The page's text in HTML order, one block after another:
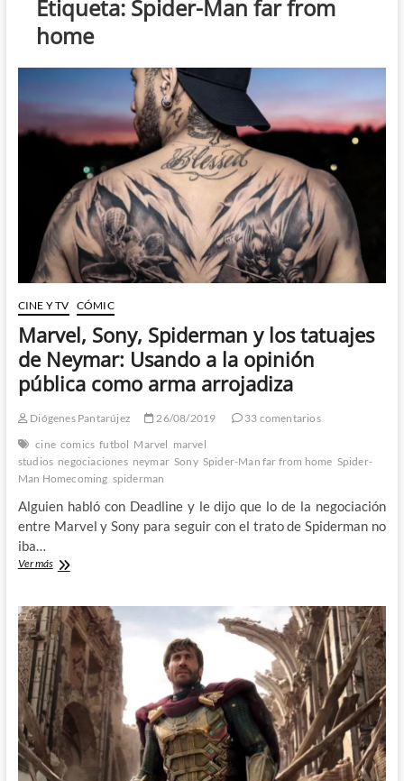
Etiqueta: Spider-Man far from
home
CINE Y TV CÓMIC
Marvel, Sony, Spiderman y los tatuajes
de Neymar: Usando a la opinión
pública como arma arrojadiza
Diógenes Pantarújez 26/08/2019
33 comentarios
cine comics futbol Marvel marvel
studios negociaciones neymar Sony Spider-Man far from home Spider-
Man Homecoming spiderman
Alguien habló con Deadline y le dijo que lo de la negociación
entre Marvel y Sony para seguir con el trato de Spiderman no
iba…
Ver másMarvel,
y
los
tatuajes
de
Neymar:
Usando
a
la
opinión
pública
como